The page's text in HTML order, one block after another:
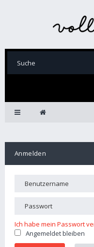
Anmelden
Ich habe mein Passwort
Angemeldet bleiben